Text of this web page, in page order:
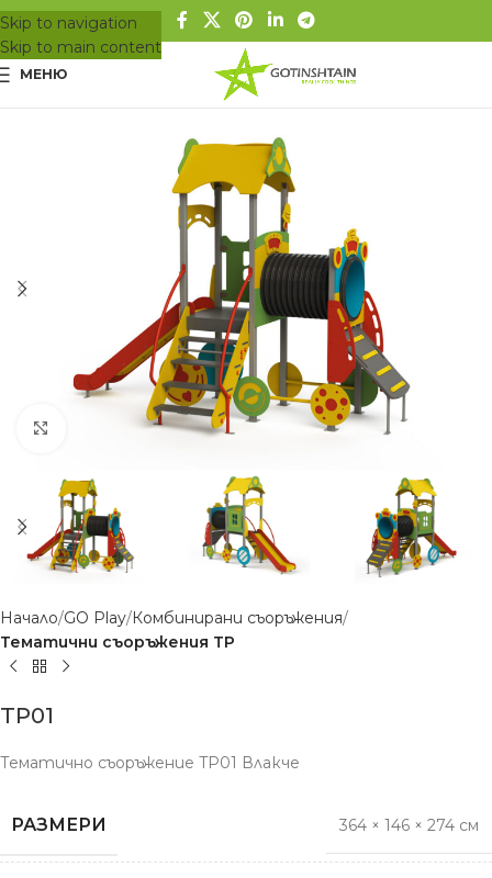
Skip to navigation
Skip to main content
МЕНЮ
Вижте в цял размер
Начало GO Play Комбинирани съоръжения
Тематични съоръжения TP
TP01
Тематично съоръжение TP01 Влакче
РАЗМЕРИ 364 × 146 × 274 см